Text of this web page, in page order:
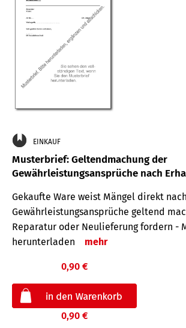
EINKAUF
Musterbrief: Geltendmachung der
Gewährleistungsansprüche nach
Gekaufte Ware weist Mängel direkt
Gewährleistungsansprüche geltend
Reparatur oder Neulieferung fordern -
herunterladen
mehr
0,90 €
0,90 €